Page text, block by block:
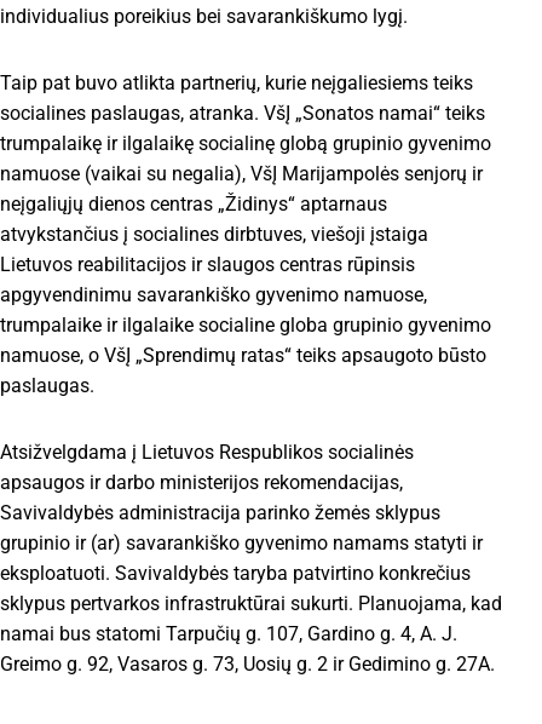
individualius poreikius bei savarankiškumo lygį.
Taip pat buvo atlikta partnerių, kurie neįgaliesiems teiks
socialines paslaugas, atranka. VšĮ „Sonatos namai“ teiks
trumpalaikę ir ilgalaikę socialinę globą grupinio gyvenimo
namuose (vaikai su negalia), VšĮ Marijampolės senjorų ir
neįgaliųjų dienos centras „Židinys“ aptarnaus
atvykstančius į socialines dirbtuves, viešoji įstaiga
Lietuvos reabilitacijos ir slaugos centras rūpinsis
apgyvendinimu savarankiško gyvenimo namuose,
trumpalaike ir ilgalaike socialine globa grupinio gyvenimo
namuose, o VšĮ „Sprendimų ratas“ teiks apsaugoto būsto
paslaugas.
Atsižvelgdama į Lietuvos Respublikos socialinės
apsaugos ir darbo ministerijos rekomendacijas,
Savivaldybės administracija parinko žemės sklypus
grupinio ir (ar) savarankiško gyvenimo namams statyti ir
eksploatuoti. Savivaldybės taryba patvirtino konkrečius
sklypus pertvarkos infrastruktūrai sukurti. Planuojama, kad
namai bus statomi Tarpučių g. 107, Gardino g. 4, A. J.
Greimo g. 92, Vasaros g. 73, Uosių g. 2 ir Gedimino g. 27A.